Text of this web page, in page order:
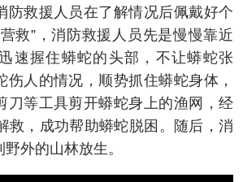
防救援人员在了解情况后佩戴好个
救”，消防救援人员先是慢慢靠近
速握住蟒蛇的头部，不让蟒蛇张
伤人的情况，顺势抓住蟒蛇身体，
刀等工具剪开蟒蛇身上的渔网，经
救，成功帮助蟒蛇脱困。随后，消
外的山林放生。